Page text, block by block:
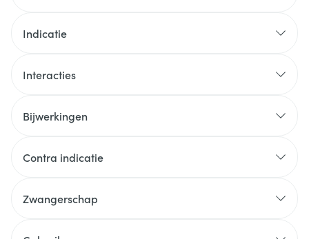
Indicatie
Interacties
Bijwerkingen
Contra indicatie
Zwangerschap